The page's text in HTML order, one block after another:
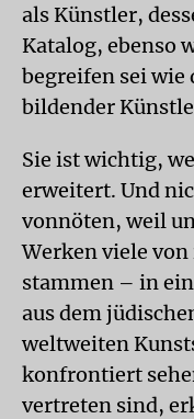
als Künstler,
Katalog, ebenso
begreifen sei wie
bildender
Sie ist wichtig,
erweitert. Und
vonnöten, weil
Werken viele
stammen – in
aus dem
weltweiten
konfrontiert
vertreten sind,